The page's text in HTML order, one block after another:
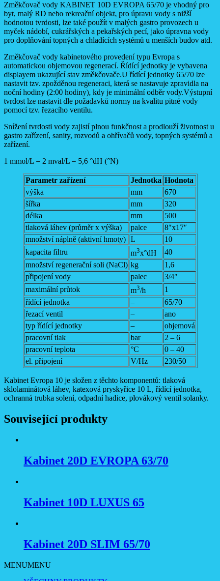
Změkčovač vody KABINET 10D EVROPA 65/70 je vhodný pro
byt, malý RD nebo rekreační objekt, pro úpravu vody s nižší
hodnotou tvrdosti, lze také použít v malých gastro provozech u
myček nádobí, cukrářských a pekařských pecí, jako úpravna vody
pro doplňování topných a chladících systémů u menších budov atd.
Změkčovač vody kabinetového provedení typu Evropa s
automatickou objemovou regenerací. Řídící jednotky je vybavena
displayem ukazující stav změkčovače.U řídící jednotky 65/70 lze
nastavit tzv. zpožděnou regeneraci, která se nastavuje zpravidla na
noční hodiny (2:00 hodiny), kdy je minimální odběr vody.Výstupní
tvrdost lze nastavit dle požadavků normy na kvalitu pitné vody
pomocí tzv. řezacího ventilu.
Snížení tvrdosti vody zajistí plnou funkčnost a prodlouží životnost u
gastro zařízení, sanity, rozvodů a ohřívačů vody, topných systémů a
zařízení.
1 mmol/L = 2 mval/L = 5,6 °dH (°N)
Parametr zařízení Jednotka Hodnota
výška
mm
670
šířka
mm
320
délka
mm
500
tlaková láhev (průměr x výška)
palce
8″x17″
množství náplně (aktivní hmoty)
L
10
kapacita filtru
m3x°dH
40
množství regenerační soli (NaCl) kg
1,6
připojení vody
palec
3/4″
maximální průtok
m3/h
1
řídící jednotka
–
65/70
řezací ventil
–
ano
typ řídící jednotky
–
objemová
pracovní tlak
bar
2 – 6
pracovní teplota
°C
0 – 40
el. připojení
V/Hz 230/50
Kabinet Evropa 10 je složen z těchto komponentů: tlaková
sklolaminátová láhev, katexová pryskyřice 10 L, řídící jednotka,
ochranná trubka solení, odpadní hadice, plovákový ventil solanky.
Související produkty
Kabinet 20D EVROPA 63/70
Kabinet 10D LUXUS 65
Kabinet 20D SLIM 65/70
MENUMENU